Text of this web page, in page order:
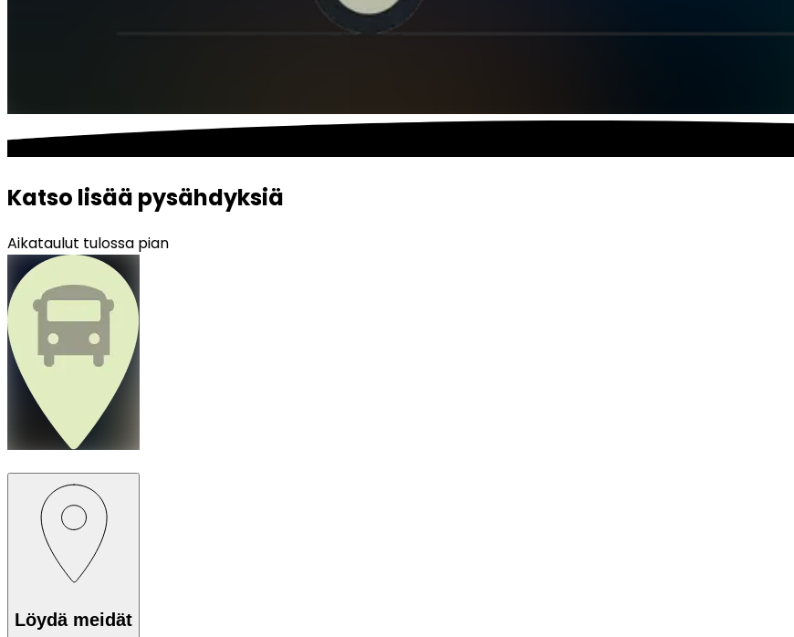
Katso lisää pysähdyksiä
Aikataulut tulossa pian
Löydä meidät